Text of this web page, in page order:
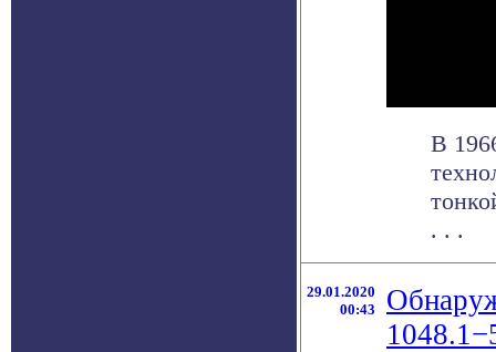
В
. . .
29.01.2020
00:43